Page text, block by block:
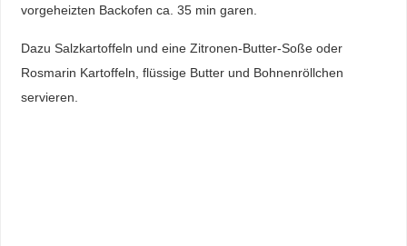
vorgeheizten Backofen ca. 35 min garen.
Dazu Salzkartoffeln und eine Zitronen-Butter-Soße oder
Rosmarin Kartoffeln, flüssige Butter und Bohnenröllchen
servieren.